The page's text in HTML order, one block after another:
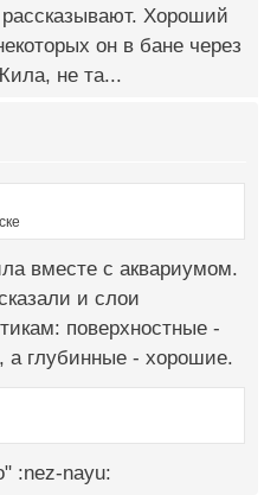
Хороший
он в бане через
не та...
вместе с аквариумом.
и слои
поверхностные -
а глубинные - хорошие.
:nez-nayu: